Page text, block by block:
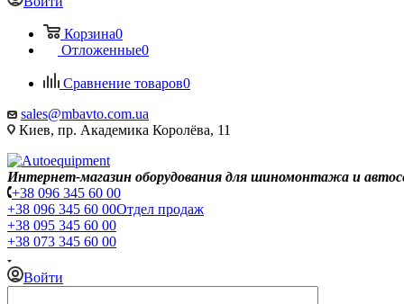
Корзина0
Отложенные0
Сравнение товаров0
sales@mbavto.com.ua
Киев, пр. Академика Королёва, 11
Интернет-магазин оборудования для шиномонтажа и
+38 096 345 60 00
+38 096 345 60 00Отдел продаж
+38 095 345 60 00
+38 073 345 60 00
Войти